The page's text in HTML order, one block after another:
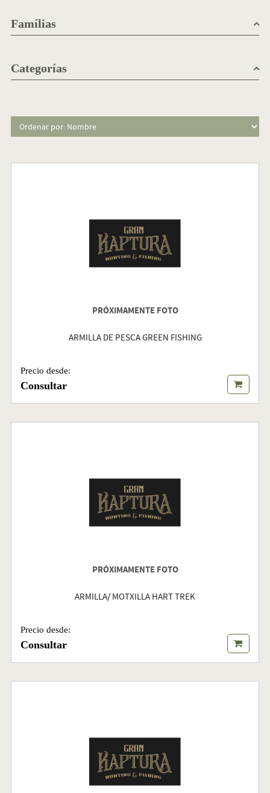
Famílias
Categorías
PRÓXIMAMENTE FOTO
ARMILLA DE PESCA GREEN FISHING
Precio desde:
Consultar
PRÓXIMAMENTE FOTO
ARMILLA/ MOTXILLA HART TREK
Precio desde:
Consultar